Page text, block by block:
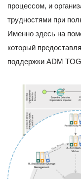
процессом, и
трудностями при
Именно здесь на
который
поддержки ADM